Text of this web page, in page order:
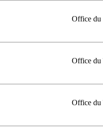
Office du
Office du
Office du